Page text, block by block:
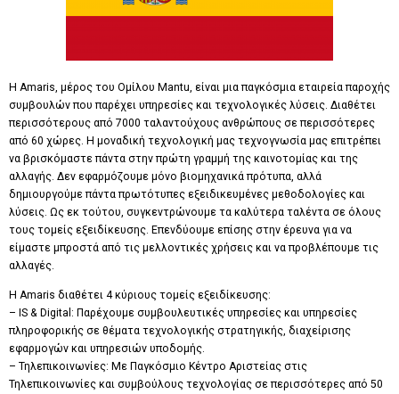
Η Amaris, μέρος του Ομίλου Mantu, είναι μια παγκόσμια εταιρεία παροχής
συμβουλών που παρέχει υπηρεσίες και τεχνολογικές λύσεις. Διαθέτει
περισσότερους από 7000 ταλαντούχους ανθρώπους σε περισσότερες
από 60 χώρες. Η μοναδική τεχνολογική μας τεχνογνωσία μας επιτρέπει
να βρισκόμαστε πάντα στην πρώτη γραμμή της καινοτομίας και της
αλλαγής. Δεν εφαρμόζουμε μόνο βιομηχανικά πρότυπα, αλλά
δημιουργούμε πάντα πρωτότυπες εξειδικευμένες μεθοδολογίες και
λύσεις. Ως εκ τούτου, συγκεντρώνουμε τα καλύτερα ταλέντα σε όλους
τους τομείς εξειδίκευσης. Επενδύουμε επίσης στην έρευνα για να
είμαστε μπροστά από τις μελλοντικές χρήσεις και να προβλέπουμε τις
αλλαγές.
Η Amaris διαθέτει 4 κύριους τομείς εξειδίκευσης:
– IS & Digital: Παρέχουμε συμβουλευτικές υπηρεσίες και υπηρεσίες
πληροφορικής σε θέματα τεχνολογικής στρατηγικής, διαχείρισης
εφαρμογών και υπηρεσιών υποδομής.
– Τηλεπικοινωνίες: Με Παγκόσμιο Κέντρο Αριστείας στις
Τηλεπικοινωνίες και συμβούλους τεχνολογίας σε περισσότερες από 50